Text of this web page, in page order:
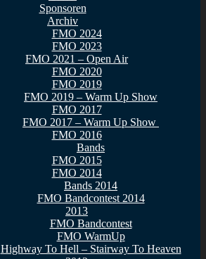
Sponsoren
Archiv
FMO 2024
FMO 2023
FMO 2021 – Open Air
FMO 2020
FMO 2019
FMO 2019 – Warm Up Show
FMO 2017
FMO 2017 – Warm Up Show
FMO 2016
Bands
FMO 2015
FMO 2014
Bands 2014
FMO Bandcontest 2014
2013
FMO Bandcontest
FMO WarmUp
Highway To Hell – Stairway To Heaven